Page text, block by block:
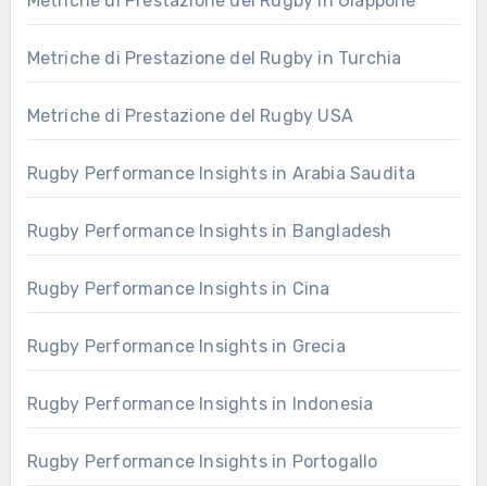
Metriche di Prestazione del Rugby in Turchia
Metriche di Prestazione del Rugby USA
Rugby Performance Insights in Arabia Saudita
Rugby Performance Insights in Bangladesh
Rugby Performance Insights in Cina
Rugby Performance Insights in Grecia
Rugby Performance Insights in Indonesia
Rugby Performance Insights in Portogallo